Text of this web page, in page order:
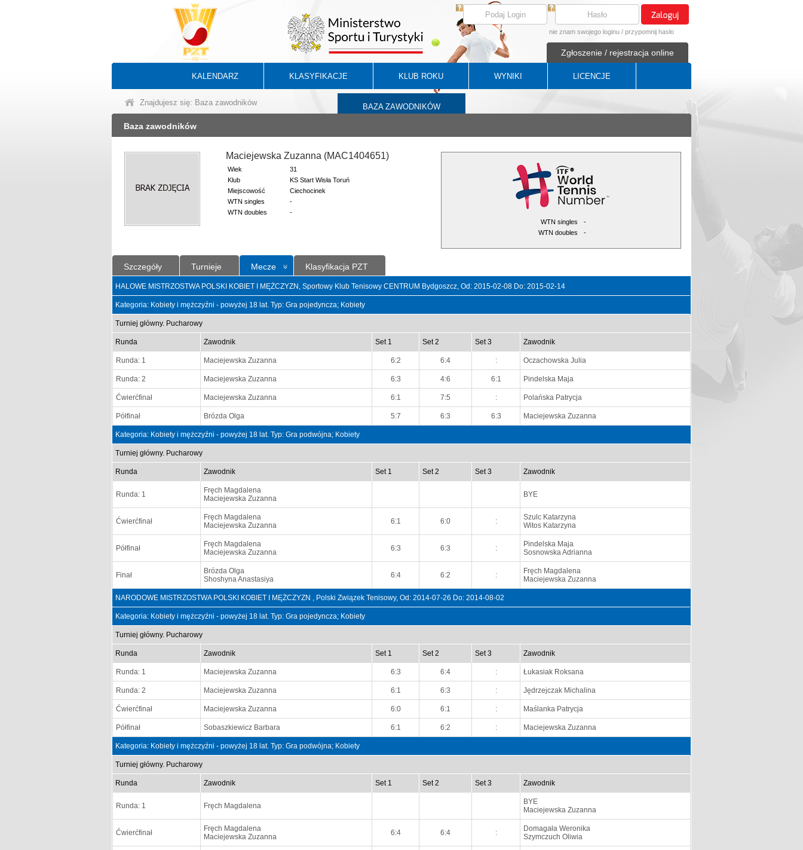
nie znam swojego loginu / przypomnij hasło
Zgłoszenie / rejestracja online
KALENDARZ KLASYFIKACJE KLUB ROKU WYNIKI LICENCJE
BAZA ZAWODNIKÓW
Znajdujesz się: Baza zawodników
Baza zawodników
Maciejewska Zuzanna (MAC1404651)
Wiek
31
Klub
KS Start Wisła Toruń
Miejscowość
Ciechocinek
WTN singles
-
WTN doubles
-
WTN singles
-
WTN doubles
-
Szczegóły Turnieje Mecze Klasyfikacja PZT
HALOWE MISTRZOSTWA POLSKI KOBIET I MĘŻCZYZN, Sportowy Klub Tenisowy CENTRUM Bydgoszcz, Od: 2015-02-08 Do: 2015-02-14
Kategoria: Kobiety i mężczyźni - powyżej 18 lat. Typ: Gra pojedyncza; Kobiety
Turniej główny. Pucharowy
Runda Zawodnik Set 1 Set 2 Set 3 Zawodnik
Runda: 1 Maciejewska Zuzanna 6:2 6:4 : Oczachowska Julia
Runda: 2 Maciejewska Zuzanna 6:3 4:6 6:1 Pindelska Maja
Ćwierćfinał Maciejewska Zuzanna 6:1 7:5 : Polańska Patrycja
Półfinał Brózda Olga 5:7 6:3 6:3 Maciejewska Zuzanna
Kategoria: Kobiety i mężczyźni - powyżej 18 lat. Typ: Gra podwójna; Kobiety
Turniej główny. Pucharowy
Runda Zawodnik Set 1 Set 2 Set 3 Zawodnik
Runda: 1
Fręch Magdalena
Maciejewska Zuzanna
BYE
Ćwierćfinał
Fręch Magdalena
Maciejewska Zuzanna
6:1 6:0 :
Szulc Katarzyna
Witos Katarzyna
Półfinał
Fręch Magdalena
Maciejewska Zuzanna
6:3 6:3 :
Pindelska Maja
Sosnowska Adrianna
Finał
Brózda Olga
Shoshyna Anastasiya
6:4 6:2 :
Fręch Magdalena
Maciejewska Zuzanna
NARODOWE MISTRZOSTWA POLSKI KOBIET I MĘŻCZYZN , Polski Związek Tenisowy, Od: 2014-07-26 Do: 2014-08-02
Kategoria: Kobiety i mężczyźni - powyżej 18 lat. Typ: Gra pojedyncza; Kobiety
Turniej główny. Pucharowy
Runda Zawodnik Set 1 Set 2 Set 3 Zawodnik
Runda: 1 Maciejewska Zuzanna 6:3 6:4 : Łukasiak Roksana
Runda: 2 Maciejewska Zuzanna 6:1 6:3 : Jędrzejczak Michalina
Ćwierćfinał Maciejewska Zuzanna 6:0 6:1 : Maślanka Patrycja
Półfinał Sobaszkiewicz Barbara 6:1 6:2 : Maciejewska Zuzanna
Kategoria: Kobiety i mężczyźni - powyżej 18 lat. Typ: Gra podwójna; Kobiety
Turniej główny. Pucharowy
Runda Zawodnik Set 1 Set 2 Set 3 Zawodnik
Runda: 1 Fręch Magdalena
BYE
Maciejewska Zuzanna
Ćwierćfinał
Fręch Magdalena
Maciejewska Zuzanna
6:4 6:4 :
Domagała Weronika
Szymczuch Oliwia